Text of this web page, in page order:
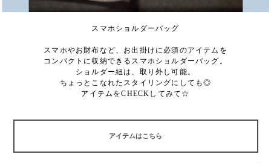
スマホショルダーバッグ
スマホやお財布など、お出掛けに必須のアイテムを
コンパクトに収納できるスマホショルダーバッグ。
ショルダー紐は、取り外し可能。
ちょっとこなれたスタイリングにしても◎
アイテムをCHECKしてみて☆
アイテムはこちら